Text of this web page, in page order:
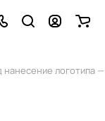
логотипа